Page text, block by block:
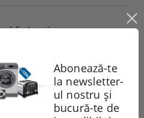
Evaluează
Abonează-te
la newsletter-
ul nostru și
bucură-te de